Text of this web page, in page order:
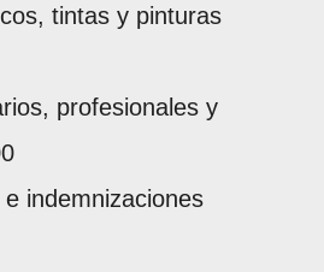
tintas y pinturas
profesionales y
indemnizaciones